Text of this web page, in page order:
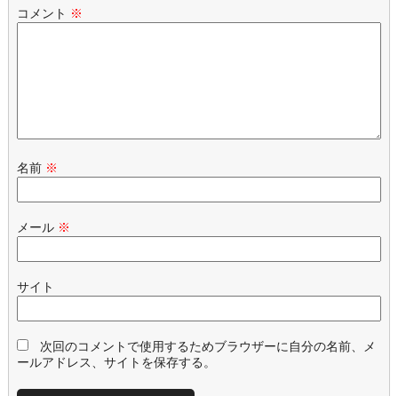
コメント ※
名前 ※
メール ※
サイト
次回のコメントで使用するためブラウザーに自分の名前、メ
ールアドレス、サイトを保存する。